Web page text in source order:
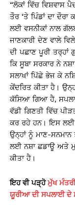
“ਲੋਕਾਂ ਵਿੱਚ ਵਿਸ਼ਵਾਸ
ਤੌਰ ‘ਤੇ ਪਿੰਡਾਂ ਦਾ ਦੌਰਾ
ਲਈ ਵਸਨੀਕਾਂ ਨਾਲ
ਜਾਣਕਾਰੀ ਦੇਣ ਵਾਲੇ
ਦੀ ਪਛਾਣ ਪੂਰੀ ਤਰ੍ਹਾਂ
ਕਿ ਸੂਬਾ ਸਰਕਾਰ ਨੇ
ਸਲਾਖਾਂ ਪਿੱਛੇ ਭੇਜ ਕੇ
ਕੇਂਦਰਿਤ ਕੀਤਾ ਹੈ।
ਕੱਸਿਆ ਗਿਆ ਹੈ,
ਵੱਡੀ ਗਿਣਤੀ ਵਿੱਚ
ਕਰ ਰਹੇ ਹਨ। ਇਸ ਲਈ
ਉਨ੍ਹਾਂ ਨੂੰ ਮਾਣ-
ਲਈ ਨਸ਼ਾ ਛਡਾਊ ਅਤੇ
ਕੀਤਾ ਹੈ।
ਇਹ ਵੀ ਪੜ੍ਹੋਮੁੱਖ
ਯੂਰੀਆ ਦੀ ਸਪਲਾਈ ਦੇ